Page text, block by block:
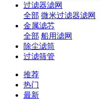
过滤器滤网
全部 微米过滤器滤网
金属滤芯
全部 船用滤网
除尘滤筒
过滤筛管
推荐
热门
最新